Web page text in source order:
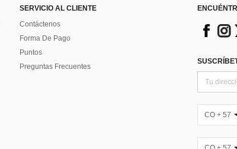
SERVICIO AL CLIENTE
Contáctenos
Forma De Pago
Puntos
Preguntas Frecuentes
CO + 57